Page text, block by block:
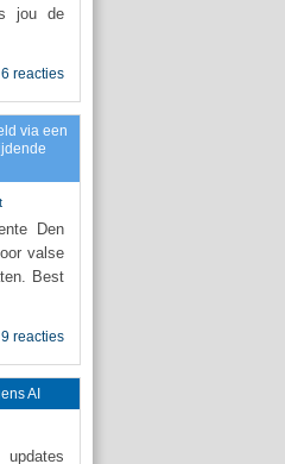
jou de
6 reacties
via een
Den
valse
Best
9 reacties
AI